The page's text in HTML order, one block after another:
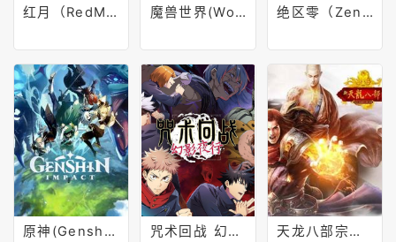
红月（RedMoon） 魔兽世界(World of Warcraft) 绝区零（Zenless Zone Zero）
原神(Genshin impact) 咒术回战 幻影夜行（国际服） 天龙八部宗师版